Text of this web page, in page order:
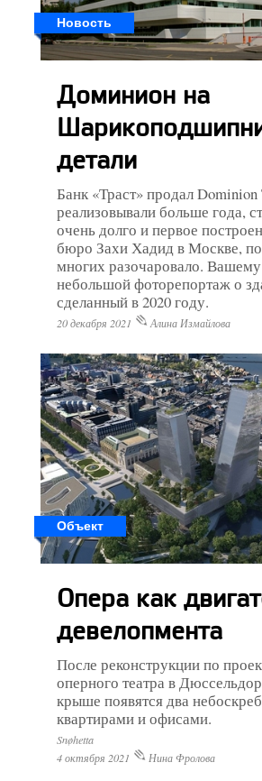
Новость
Доминион на
детали
Банк «Траст» продал Dominion
реализовывали больше года,
очень долго и первое
бюро Захи Хадид в Москве,
многих разочаровало.
небольшой фоторепортаж о
сделанный в 2020 году.
20 декабря 2021 Алина Измайлова
Объект
Опера как
девелопмента
После реконструкции по
оперного театра в
крыше появятся два
квартирами и офисами.
Snøhetta
4 октября 2021
Нина Фролова